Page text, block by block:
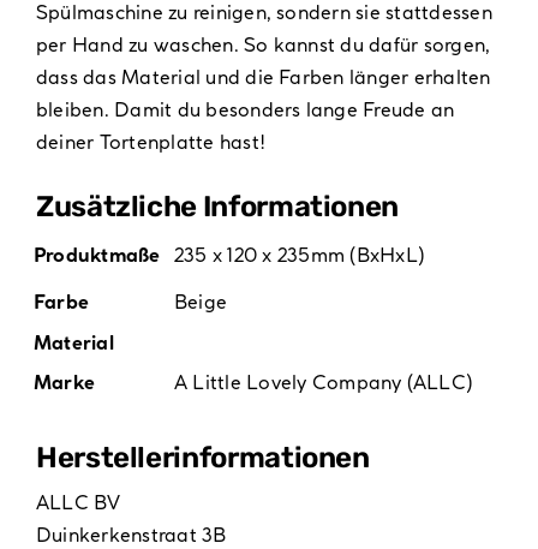
Spülmaschine zu reinigen, sondern sie stattdessen
per Hand zu waschen. So kannst du dafür sorgen,
dass das Material und die Farben länger erhalten
bleiben. Damit du besonders lange Freude an
deiner Tortenplatte hast!
Zusätzliche Informationen
Produktmaße 235 x 120 x 235mm (BxHxL)
Farbe
Beige
Material
Marke
A Little Lovely Company (ALLC)
Hersteller­informationen
ALLC BV
Duinkerkenstraat 3B